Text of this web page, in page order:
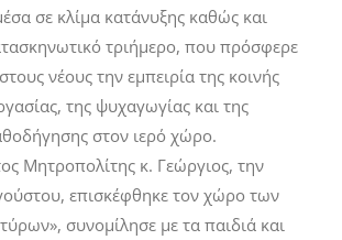
σε κλίμα κατάνυξης καθώς και
τριήμερο, που πρόσφερε
νέους την εμπειρία της κοινής
της ψυχαγωγίας και της
στον ιερό χώρο.
Μητροπολίτης κ. Γεώργιος, την
επισκέφθηκε τον χώρο των
συνομίλησε με τα παιδιά και